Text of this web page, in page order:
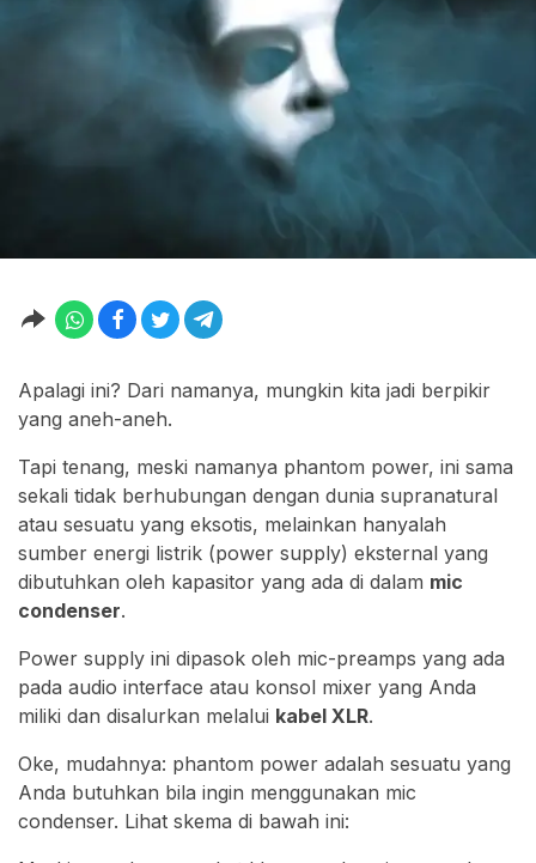
Apalagi ini? Dari namanya, mungkin kita jadi berpikir
yang aneh-aneh.
Tapi tenang, meski namanya phantom power, ini sama
sekali tidak berhubungan dengan dunia supranatural
atau sesuatu yang eksotis, melainkan hanyalah
sumber energi listrik (power supply) eksternal yang
dibutuhkan oleh kapasitor yang ada di dalam mic
condenser.
Power supply ini dipasok oleh mic-preamps yang ada
pada audio interface atau konsol mixer yang Anda
miliki dan disalurkan melalui kabel XLR.
Oke, mudahnya: phantom power adalah sesuatu yang
Anda butuhkan bila ingin menggunakan mic
condenser. Lihat skema di bawah ini: